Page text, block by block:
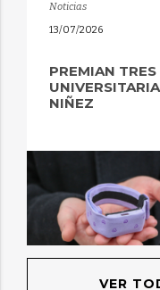
Noticias
13/07/2026
PREMIAN
NIÑEZ
VER